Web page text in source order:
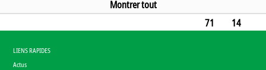
0 0
Montrer tout
71
14
LIENS RAPIDES
Actus